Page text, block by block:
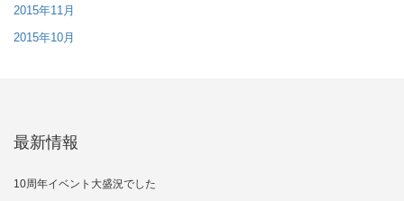
2015年11月
2015年10月
最新情報
10周年イベント大盛況でした